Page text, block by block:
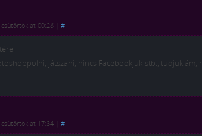
at 00:28 #
játszani, nincs Facebookjuk stb., tudjuk
at 17:34 #